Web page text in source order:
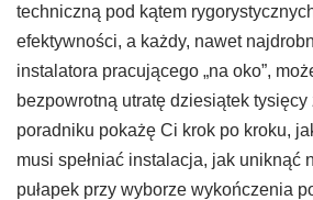
techniczną pod kątem
efektywności, a każdy, nawet
instalatora pracującego „na oko”,
bezpowrotną utratę dziesiątek tysięcy
poradniku pokażę Ci krok po kroku,
musi spełniać instalacja, jak uniknąć
pułapek przy wyborze wykończenia